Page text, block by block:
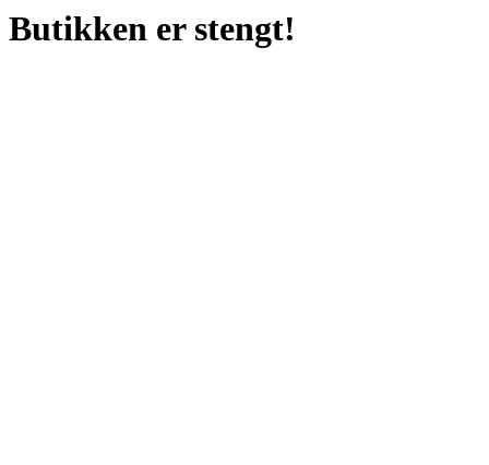
Butikken er stengt!